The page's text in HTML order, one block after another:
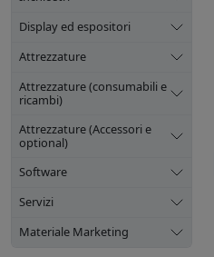
Display ed espositori
Attrezzature
Attrezzature (consumabili e
ricambi)
Attrezzature (Accessori e
optional)
Software
Servizi
Materiale Marketing